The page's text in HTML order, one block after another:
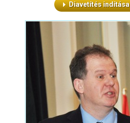
Diavetítés indítása